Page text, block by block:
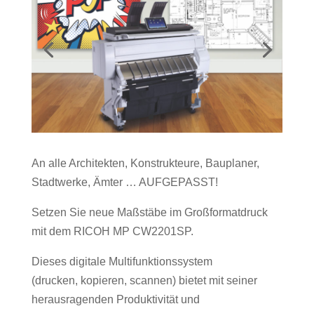
An alle Architekten, Konstrukteure, Bauplaner,
Stadtwerke, Ämter … AUFGEPASST!
Setzen Sie neue Maßstäbe im Großformatdruck
mit dem RICOH MP CW2201SP.
Dieses digitale Multifunktionssystem
(drucken, kopieren, scannen) bietet mit seiner
herausragenden Produktivität und